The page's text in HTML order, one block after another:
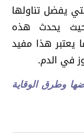
يفضل تناولها
يحدث هذه
يعتبر هذا مفيد
في الدم.
وطرق الوقاية